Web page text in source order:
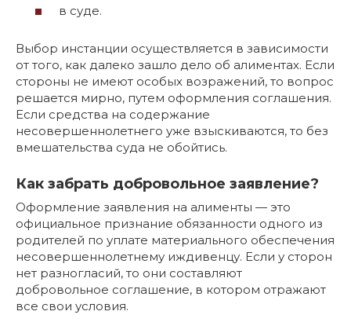
в суде.
Выбор инстанции осуществляется в зависимости
от того, как далеко зашло дело об алиментах. Если
стороны не имеют особых возражений, то вопрос
решается мирно, путем оформления соглашения.
Если средства на содержание
несовершеннолетнего уже взыскиваются, то без
вмешательства суда не обойтись.
Как забрать добровольное заявление?
Оформление заявления на алименты — это
официальное признание обязанности одного из
родителей по уплате материального обеспечения
несовершеннолетнему иждивенцу. Если у сторон
нет разногласий, то они составляют
добровольное соглашение, в котором отражают
все свои условия.